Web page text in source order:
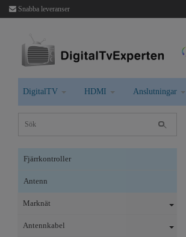
Snabba leveranser
DigitalTV HDMI Anslutningar
Fjärrkontroller
Antenn
Marknät
Antennkabel